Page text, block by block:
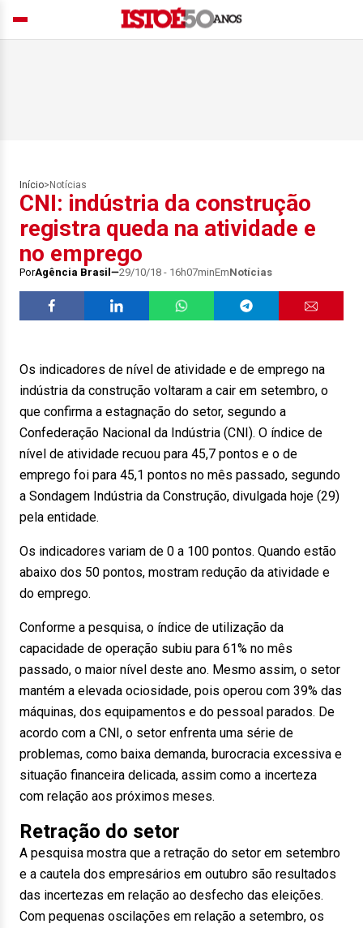
Início> Notícias
CNI: indústria da construção
registra queda na atividade e
no emprego
PorAgência Brasil 29/10/18 - 16h07minEmNotícias
Os indicadores de nível de atividade e de emprego na
indústria da construção voltaram a cair em setembro, o
que confirma a estagnação do setor, segundo a
Confederação Nacional da Indústria (CNI). O índice de
nível de atividade recuou para 45,7 pontos e o de
emprego foi para 45,1 pontos no mês passado, segundo
a Sondagem Indústria da Construção, divulgada hoje (29)
pela entidade.
Os indicadores variam de 0 a 100 pontos. Quando estão
abaixo dos 50 pontos, mostram redução da atividade e
do emprego.
Conforme a pesquisa, o índice de utilização da
capacidade de operação subiu para 61% no mês
passado, o maior nível deste ano. Mesmo assim, o setor
mantém a elevada ociosidade, pois operou com 39% das
máquinas, dos equipamentos e do pessoal parados. De
acordo com a CNI, o setor enfrenta uma série de
problemas, como baixa demanda, burocracia excessiva e
situação financeira delicada, assim como a incerteza
com relação aos próximos meses.
Retração do setor
A pesquisa mostra que a retração do setor em setembro
e a cautela dos empresários em outubro são resultados
das incertezas em relação ao desfecho das eleições.
Com pequenas oscilações em relação a setembro, os